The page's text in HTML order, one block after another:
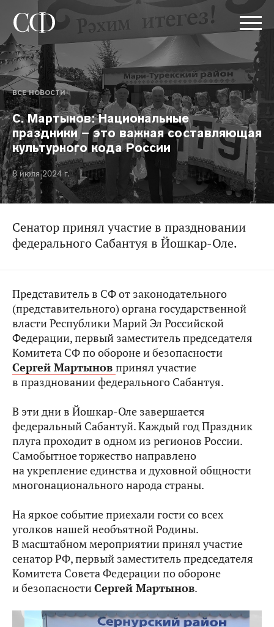
ВСЕ НОВОСТИ
С. Мартынов: Национальные
праздники – это важная составляющая
культурного кода России
8 июля 2024 г.
Сенатор принял участие в праздновании
федерального Сабантуя в Йошкар-Оле.
Представитель в СФ от законодательного
(представительного) органа государственной
власти Республики Марий Эл Российской
Федерации, первый заместитель председателя
Комитета СФ по обороне и безопасности
Сергей Мартынов принял участие
в праздновании федерального Сабантуя.
В эти дни в Йошкар-Оле завершается
федеральный Сабантуй. Каждый год Праздник
плуга проходит в одном из регионов России.
Самобытное торжество направлено
на укрепление единства и духовной общности
многонационального народа страны.
На яркое событие приехали гости со всех
уголков нашей необъятной Родины.
В масштабном мероприятии принял участие
сенатор РФ, первый заместитель председателя
Комитета Совета Федерации по обороне
и безопасностиСергей Мартынов.